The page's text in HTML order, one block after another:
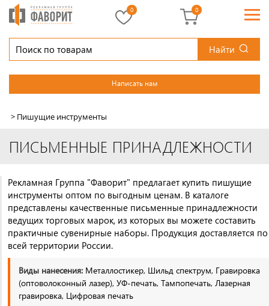
Найти
Написать нам
0 0
> Пишущие инструменты
ПИСЬМЕННЫЕ ПРИНАДЛЕЖНОСТИ
Рекламная Группа "Фаворит" предлагает купить пишущие
инструменты оптом по выгодным ценам. В каталоге
представлены качественные письменные принадлежности
ведущих торговых марок, из которых вы можете составить
практичные сувенирные наборы. Продукция доставляется по
всей территории России.
Виды нанесения: Металлостикер, Шильд спектрум, Гравировка
(оптоволоконный лазер), УФ-печать, Тампопечать, Лазерная
гравировка, Цифровая печать